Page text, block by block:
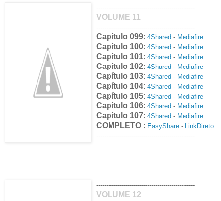
--------------------------------------------------
VOLUME 11
--------------------------------------------------
Capítulo 099: 4Shared - Mediafire
Capítulo 100: 4Shared - Mediafire
Capítulo 101: 4Shared - Mediafire
Capítulo 102: 4Shared - Mediafire
Capítulo 103: 4Shared - Mediafire
Capítulo 104: 4Shared - Mediafire
Capítulo 105: 4Shared - Mediafire
Capítulo 106: 4Shared - Mediafire
Capítulo 107: 4Shared - Mediafire
COMPLETO : EasyShare -
LinkDireto
--------------------------------------------------
--------------------------------------------------
VOLUME 12